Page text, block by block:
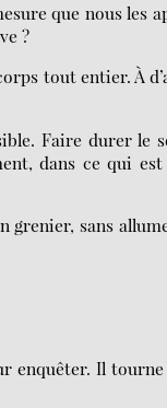
que nous les
?
tout entier. À
Faire durer le
dans ce qui
grenier, sans
enquêter. Il